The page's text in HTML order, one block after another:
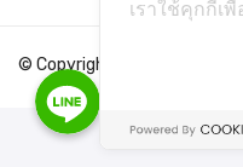
© Copyright
Line
เราใช้คุกกี้เ